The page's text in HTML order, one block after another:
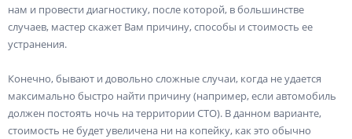
нам и провести диагностику, после которой, в большинстве
случаев, мастер скажет Вам причину, способы и стоимость ее
устранения.
Конечно, бывают и довольно сложные случаи, когда не удается
максимально быстро найти причину (например, если автомобиль
должен постоять ночь на территории СТО). В данном варианте,
стоимость не будет увеличена ни на копейку, как это обычно